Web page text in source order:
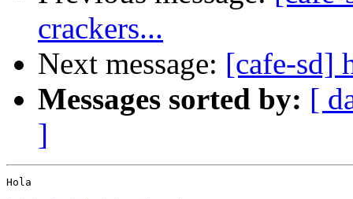
crackers...
Next message: [cafe-sd]
Messages sorted by: [
]
Hola